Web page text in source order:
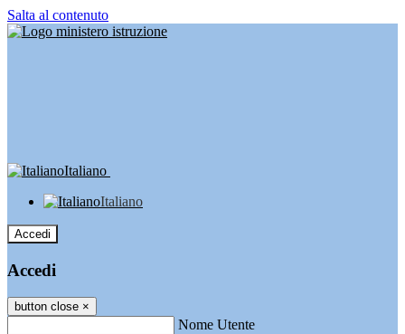
Salta al contenuto
Italiano
Italiano
Accedi
Accedi
button close ×
Nome Utente